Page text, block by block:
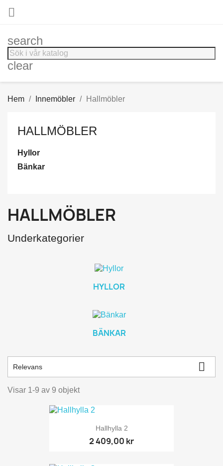

search
clear
Hem Innemöbler Hallmöbler
HALLMÖBLER
Hyllor
Bänkar
HALLMÖBLER
Underkategorier
HYLLOR
BÄNKAR
Relevans 
Visar 1-9 av 9 objekt
Hallhylla 2
2 409,00 kr